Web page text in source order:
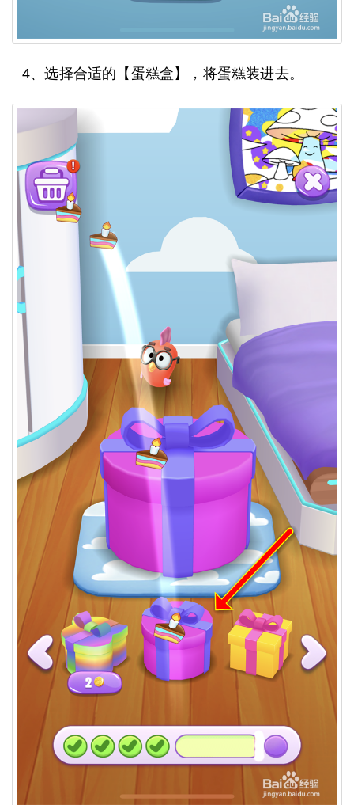
4、选择合适的【蛋糕盒】，将蛋糕装进去。